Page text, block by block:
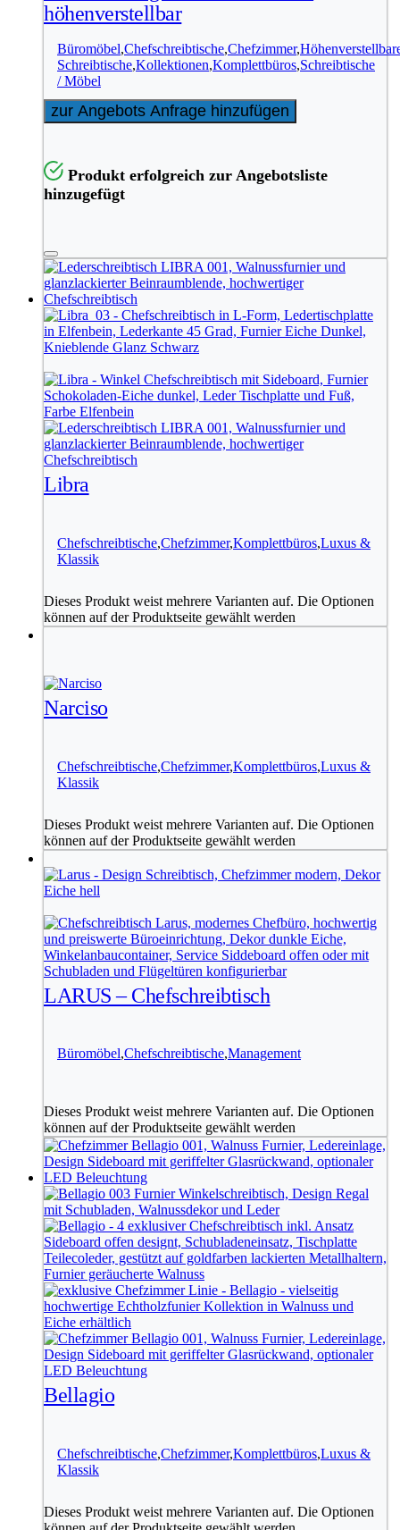
höhenverstellbar
Büromöbel,Chefschreibtische,Chefzimmer,
Schreibtische,Kollektionen,Komplettbüros,Schreibtische
/ Möbel
zur Angebots Anfrage hinzufügen
Produkt erfolgreich zur Angebotsliste
hinzugefügt
Libra
Chefschreibtische,Chefzimmer,Komplettbüros,Luxus &
Klassik
Dieses Produkt weist mehrere Varianten auf. Die Optionen
können auf der Produktseite gewählt werden
Narciso
Chefschreibtische,Chefzimmer,Komplettbüros,Luxus &
Klassik
Dieses Produkt weist mehrere Varianten auf. Die Optionen
können auf der Produktseite gewählt werden
LARUS – Chefschreibtisch
Büromöbel,Chefschreibtische,Management
Dieses Produkt weist mehrere Varianten auf. Die Optionen
können auf der Produktseite gewählt werden
Bellagio
Chefschreibtische,Chefzimmer,Komplettbüros,Luxus &
Klassik
Dieses Produkt weist mehrere Varianten auf. Die Optionen